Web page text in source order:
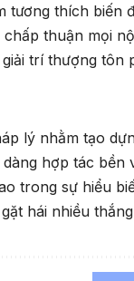
tương thích biến
thuận mọi
trí thượng tôn
lý nhằm tạo
hợp tác bền
trong sự hiểu
hái nhiều